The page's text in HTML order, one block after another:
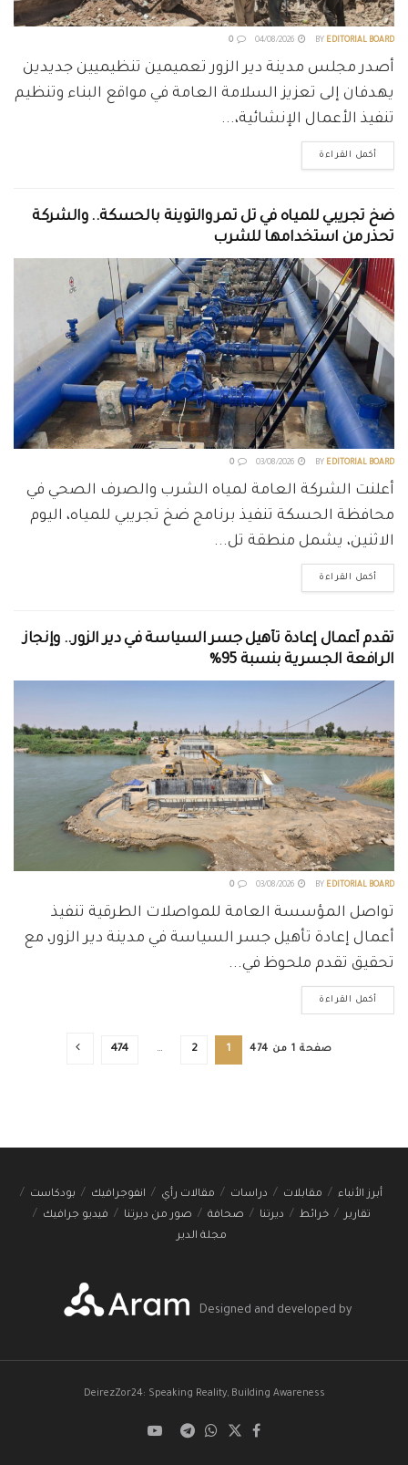
BY EDITORIAL BOARD
أصدر مجلس مدينة دير الزور تعميمين تنظيميين جديدين
يهدفان إلى تعزيز السلامة العامة في مواقع البناء وتنظيم
تنفيذ الأعمال الإنشائية،...
أكمل القراءة
ضخ تجريبي للمياه في تل تمر والتوينة بالحسكة.. والشركة
تحذر من استخدامها للشرب
BY EDITORIAL BOARD
أعلنت الشركة العامة لمياه الشرب والصرف الصحي في
محافظة الحسكة تنفيذ برنامج ضخ تجريبي للمياه، اليوم
الاثنين، يشمل منطقة تل...
أكمل القراءة
تقدم أعمال إعادة تأهيل جسر السياسة في دير الزور.. وإنجاز
الرافعة الجسرية بنسبة 95%
BY EDITORIAL BOARD
تواصل المؤسسة العامة للمواصلات الطرقية تنفيذ
أعمال إعادة تأهيل جسر السياسة في مدينة دير الزور، مع
تحقيق تقدم ملحوظ في...
أكمل القراءة
صفحة 1 من 474 1
2
…
474
أبرز الأنباء مقابلات دراسات مقالات رأي انفوجرافيك
بودكاست
تقارير
خرائط ديرتنا صحافة صور من ديرتنا
فيديو جرافيك
مجلة الدير
Designed and developed by
DeirezZor24: Speaking Reality, Building Awareness